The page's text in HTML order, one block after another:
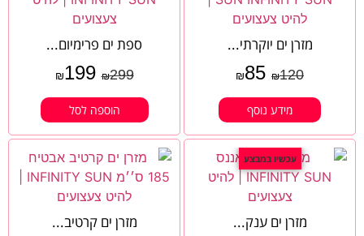
מזרן ים יוקרתי...
₪120
₪85
מידע נוסף
ספת ים פרימיום...
₪299
₪199
הוספה לסל
עכשיו במבצע
מזרן ים ענק... מזרן ים קרטיב...